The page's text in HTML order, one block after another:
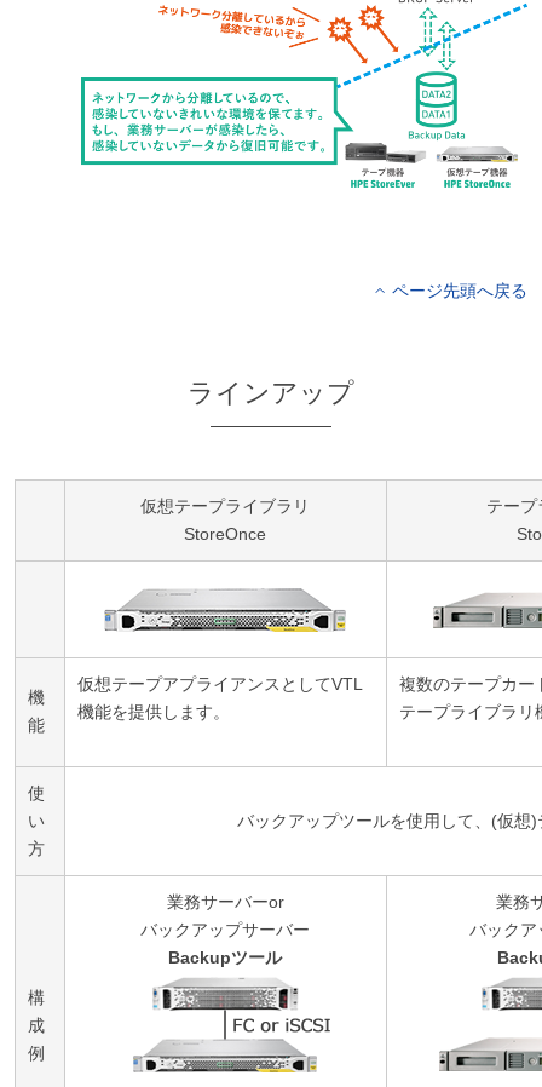
ページ先頭へ戻る
ラインアップ
仮想テープライブラリ
StoreOnce
テー
機
能
仮想テープアプライアンスとしてVTL
機能を提供します。
複数のテープカー
テープライブラリ
使
い
方
バックアップツールを使用して、(仮想
構
成
例
業務サーバーor
バックアップサーバー
Backupツール
業務
バック